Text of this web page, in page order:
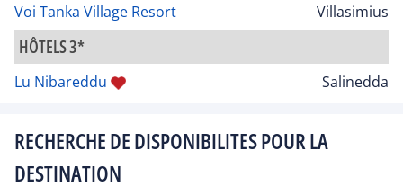
Voi Tanka Village Resort
Villasimius
HÔTELS 3*
Lu Nibareddu Salinedda
RECHERCHE DE DISPONIBILITES POUR LA
DESTINATION